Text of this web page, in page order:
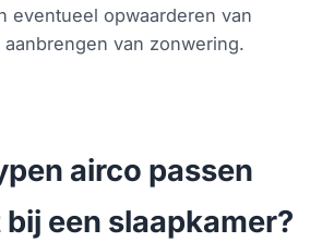
eventueel opwaarderen van
van zonwering.
airco passen
een slaapkamer?